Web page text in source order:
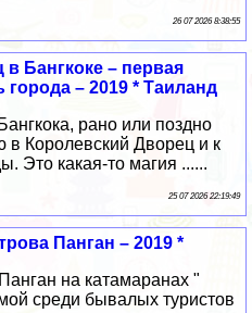
26 07 2026 8:38:55
Бангкоке – первая
– 2019 * Таиланд
рано или поздно
в Королевский Дворец и к
Это какая-то магия ......
25 07 2026 22:19:49
Панган – 2019 *
на катамаранах "
среди бывалых туристов